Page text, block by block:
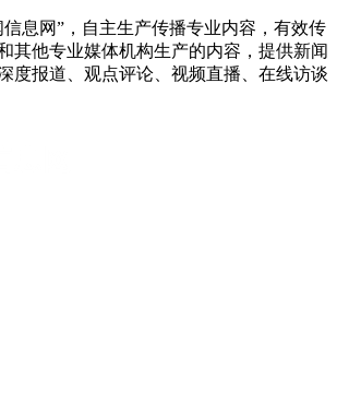
息网”，自主生产传播专业内容，有效传
其他专业媒体机构生产的内容，提供新闻
度报道、观点评论、视频直播、在线访谈